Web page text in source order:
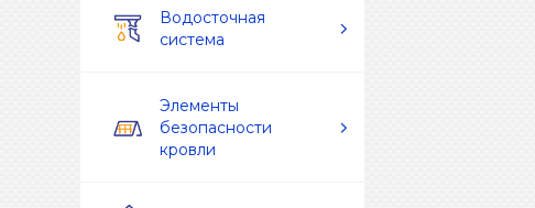
Водосточная
система
Элементы
безопасности
кровли